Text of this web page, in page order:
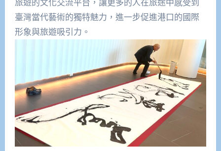
臺灣當代藝術的獨特魅力，進一步促進港口的國際
形象與旅遊吸引力。